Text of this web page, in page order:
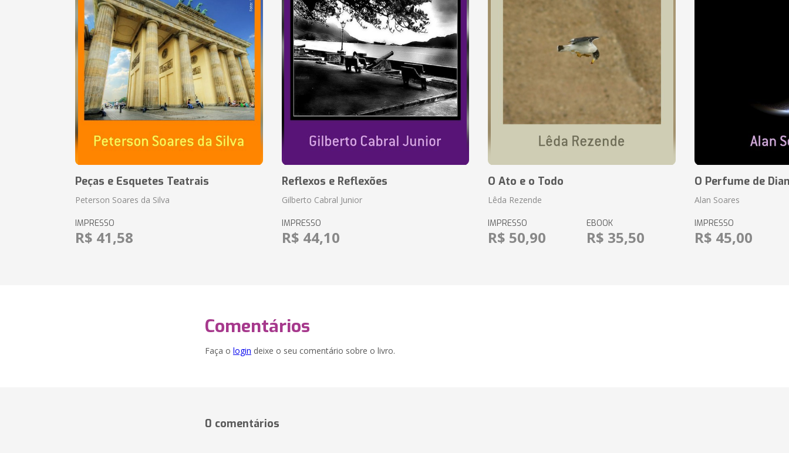
Peças e Esquetes Teatrais
Peterson Soares da Silva
IMPRESSO
R$ 41,58
Reflexos e Reflexões
Gilberto Cabral Junior
IMPRESSO
R$ 44,10
O Ato e o Todo
Lêda Rezende
IMPRESSO
R$ 50,90
EBOOK
R$ 35,50
O Perfume de
Alan Soares
IMPRESSO
R$ 45,00
Comentários
Faça o login deixe o seu comentário sobre o livro.
0 comentários